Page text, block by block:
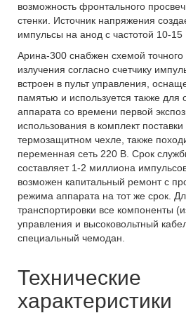
возможность фронтального
стенки. Источник напряжения
импульсы на анод с частотой 10-15
Арина-300 снабжен схемой точного
излучения согласно счетчику
встроен в пульт управления,
памятью и используется также для
аппарата со времени первой
использования в комплект
термозащитном чехле, также
переменная сеть 220 В. Срок
составляет 1-2 миллиона
возможен капитальный ремонт с
режима аппарата на тот же срок.
транспортировки все компоненты
управления и высоковольтный
специальный чемодан.
Технические
характеристики